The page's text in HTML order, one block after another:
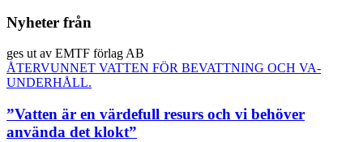
Nyheter från
ges ut av EMTF förlag AB
ÅTERVUNNET VATTEN FÖR BEVATTNING OCH VA-
UNDERHÅLL.
”Vatten är en värdefull resurs och vi behöver
använda det klokt”